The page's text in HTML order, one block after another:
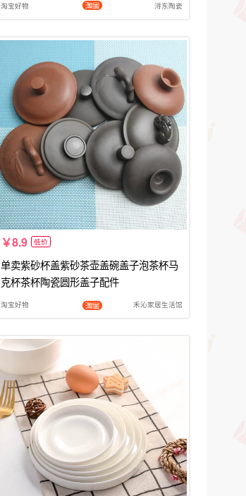
淘宝好物 浔东陶瓷
8.9 低价
单卖紫砂杯盖紫砂茶壶盖碗盖子泡茶杯马
克杯茶杯陶瓷圆形盖子配件
淘宝好物 禾沁家居生活馆